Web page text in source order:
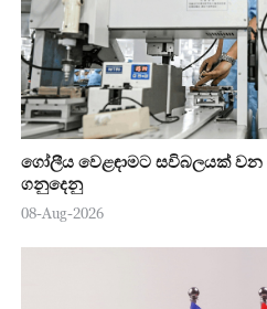
ගෝලීය වෙළඳාමට සවිබලයක් වන
ගනුදෙනු
08-Aug-2026